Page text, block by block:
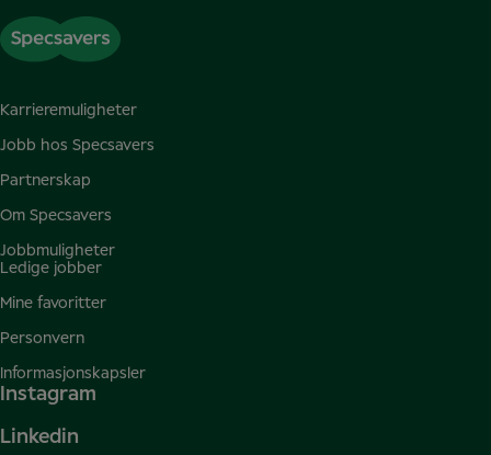
Karrieremuligheter
Jobb hos Specsavers
Partnerskap
Om Specsavers
Jobbmuligheter
Ledige jobber
Mine favoritter
Personvern
Informasjonskapsler
Instagram
Linkedin